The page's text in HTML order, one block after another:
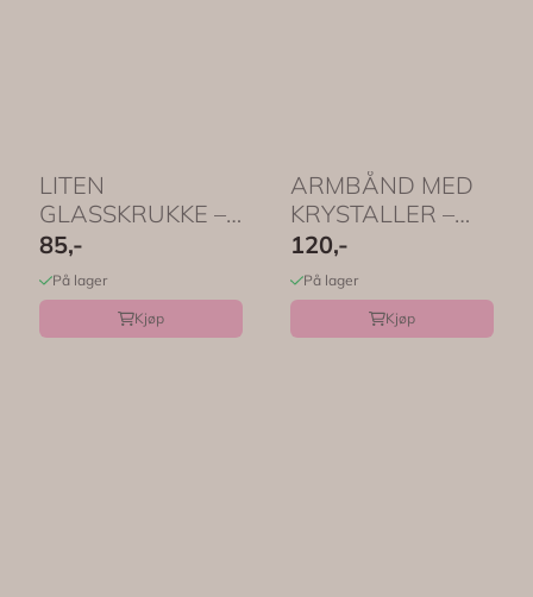
LITEN
GLASSKRUKKE –
Worry Crystals
ametyst – by ...
85,-
På lager
Kjøp
ARMBÅND MED
KRYSTALLER –
Menopause
Journey – by ...
120,-
På lager
Kjøp